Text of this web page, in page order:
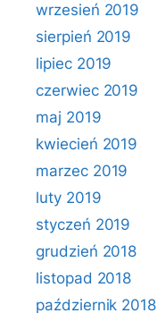
wrzesień 2019
sierpień 2019
lipiec 2019
czerwiec 2019
maj 2019
kwiecień 2019
marzec 2019
luty 2019
styczeń 2019
grudzień 2018
listopad 2018
październik 2018